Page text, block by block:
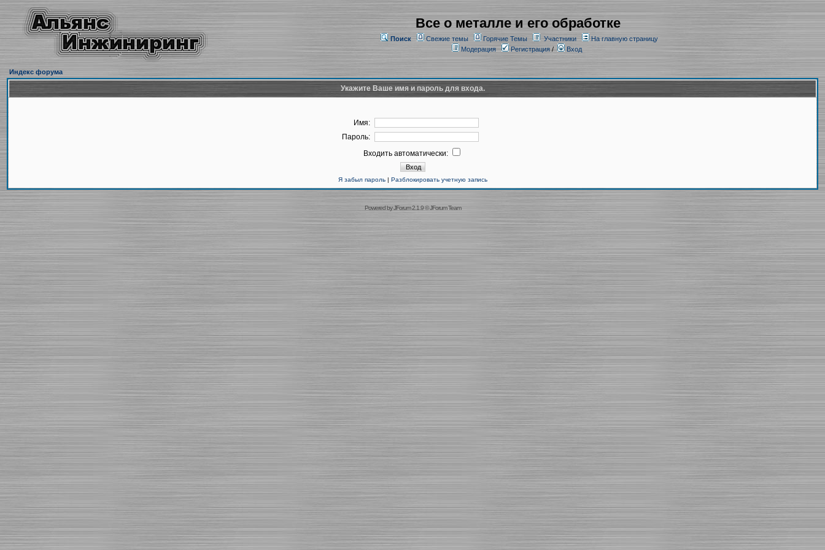
Все о металле и его обработке
Поиск Свежие темы Горячие Темы Участники
На главную страницу
Модерация
Регистрация/ Вход
Индекс форума
Укажите Ваше имя и пароль для входа.
Имя:
Пароль:
Входить автоматически:
Я забыл пароль| Разблокировать учетную запись
Powered byJForum 2.1.9©JForum Team